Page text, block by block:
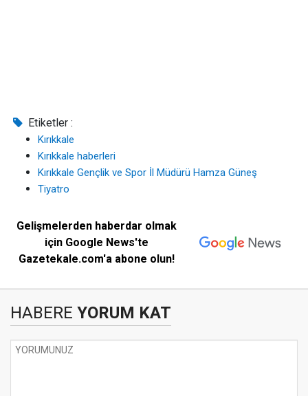
Etiketler :
Kırıkkale
Kırıkkale haberleri
Kırıkkale Gençlik ve Spor İl Müdürü Hamza Güneş
Tiyatro
Gelişmelerden haberdar olmak
için Google News'te
Gazetekale.com'a abone olun!
HABERE YORUM KAT